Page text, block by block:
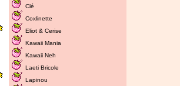
Clé
Coxlinette
Eliot & Cerise
Kawaii Mania
Kawaii Neh
Laeti Bricole
Lapinou